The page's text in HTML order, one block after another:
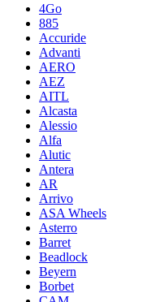
4Go
885
Accuride
Advanti
AERO
AEZ
AITL
Alcasta
Alessio
Alfa
Alutic
Antera
AR
Arrivo
ASA Wheels
Asterro
Barret
Beadlock
Beyern
Borbet